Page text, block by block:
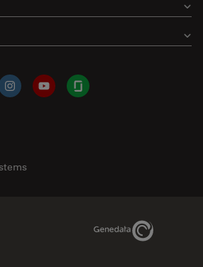
InstagramYouTubeGlassdoor
Genedata Link